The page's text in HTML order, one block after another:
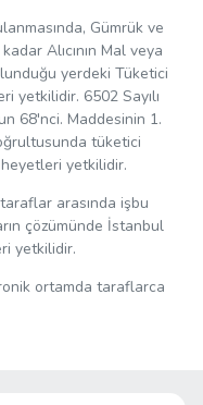
Gümrük ve
Alıcının Mal veya
yerdeki Tüketici
yetkilidir. 6502 Sayılı
68'nci. Maddesinin 1.
tüketici
yetkilidir.
arasında işbu
çözümünde İstanbul
yetkilidir.
ortamda taraflarca